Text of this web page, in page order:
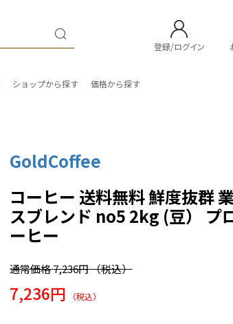
登録/ログイン
ショップから探す 価格から探す
GoldCoffee
コーヒー 送料無料 鮮度抜群
スブレンド no5 2kg (豆） プ
ーヒー
通常価格7,236円（税込）
7,236円 （税込）